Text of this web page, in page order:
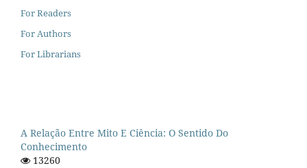
For Readers
For Authors
For Librarians
A Relação Entre Mito E Ciência: O Sentido Do
Conhecimento
13260